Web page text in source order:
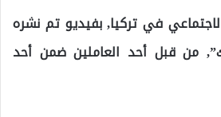
في تركيا, بفيديو تم نشره
من قبل أحد العاملين ضمن أحد